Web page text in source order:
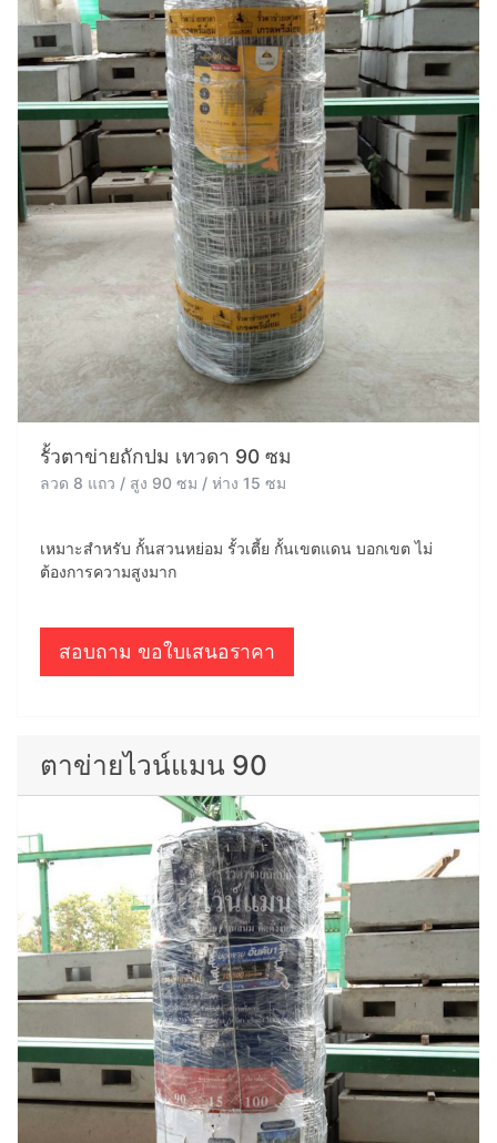
รั้วตาข่ายถักปม เทวดา 90 ซม
ลวด 8 แถว / สูง 90 ซม / ห่าง 15 ซม
เหมาะสำหรับ กั้นสวนหย่อม รั้วเตี้ย กั้นเขตแดน บอกเขต ไม่
ต้องการความสูงมาก
สอบถาม ขอใบเสนอราคา
ตาข่ายไวน์แมน 90